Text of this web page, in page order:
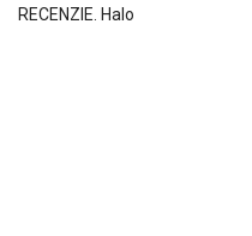
RECENZIE. Halo